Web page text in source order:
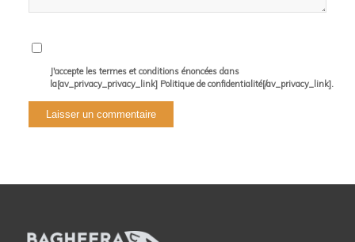
J'accepte les termes et conditions énoncées dans
la[av_privacy_privacy_link] Politique de confidentialité[/av_privacy_link].